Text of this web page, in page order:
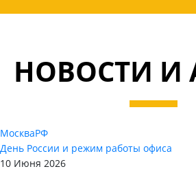
НОВОСТИ И
МоскваРФ
День России и режим работы офиса
10 Июня 2026